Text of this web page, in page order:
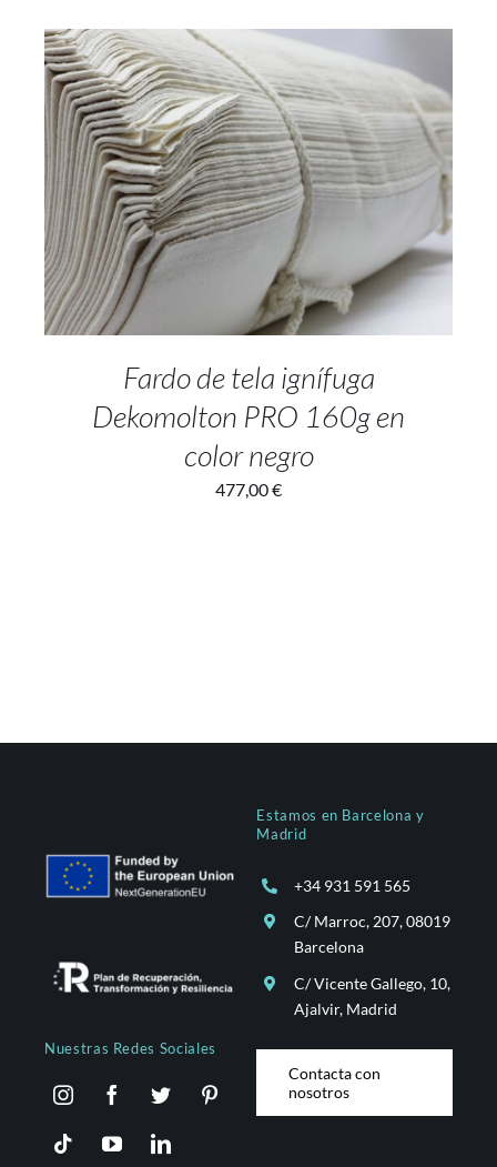
SELECT OPTIONS / DETALLES
Fardo de tela ignífuga
Dekomolton PRO 160g en
color negro
477,00€
Nuestras Redes Sociales
Estamos en Barcelona y
Madrid
+34 931 591 565
C/ Marroc, 207, 08019
Barcelona
C/ Vicente Gallego, 10,
Ajalvir, Madrid
Contacta con
nosotros